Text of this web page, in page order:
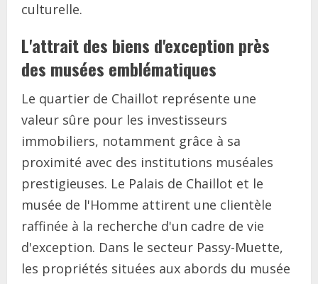
culturelle.
L'attrait des biens d'exception près
des musées emblématiques
Le quartier de Chaillot représente une
valeur sûre pour les investisseurs
immobiliers, notamment grâce à sa
proximité avec des institutions muséales
prestigieuses. Le Palais de Chaillot et le
musée de l'Homme attirent une clientèle
raffinée à la recherche d'un cadre de vie
d'exception. Dans le secteur Passy-Muette,
les propriétés situées aux abords du musée